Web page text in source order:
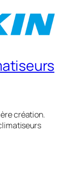
création.